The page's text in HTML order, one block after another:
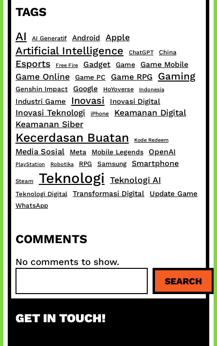
TAGS
AI AI Generatif Android Apple
Artificial Intelligence ChatGPT China
Esports Free Fire Gadget Game Game Mobile
Game Online Game PC Game RPG Gaming
Genshin Impact Google HoYoverse Indonesia
Industri Game Inovasi Inovasi Digital
Inovasi Teknologi iPhone
Keamanan Digital
Keamanan Siber
Kecerdasan Buatan Kode Redeem
Media Sosial Meta Mobile Legends OpenAI
PlayStation Robotika RPG Samsung Smartphone
Steam Teknologi Teknologi AI
Teknologi Digital Transformasi Digital Update Game
WhatsApp
COMMENTS
No comments to show.
a
c
SEARCH
GET IN TOUCH!